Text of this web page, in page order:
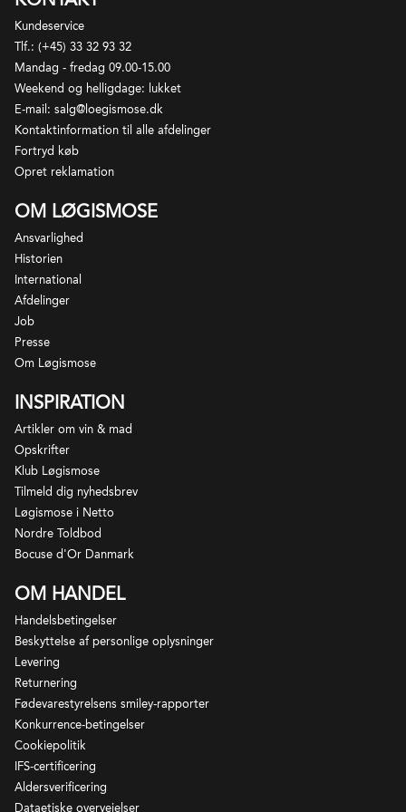
Forvent diskrete naturvinskarakteristika
Certificeret Biodynamisk af L'Association Demeter
France FR-BIO-01-63030
Ikke alting varer evigt, og 2005 var det forbi for
og dækker et areal på ca 8000 ha. Længst mod øst i
dalen tættest på Montagne de Reims er Pinot Noir
dominerende, mens Pinot Meunier dominerer
beplantningerne i resten af dalen. Jordbunden er
generelt præget af Micraster kalk samt mergel, og
Vallée de la Marne rummer to Grand Cru kommuner,
Ay og Tours-sur-Marne (sidstnævnte kun for Pinot
Noir).
Kundeservice
Tlf.: (+45) 33 32 93 32
Mandag - fredag 09.00-15.00
Weekend og helligdage: lukket
E-mail: salg@loegismose.dk
Kontaktinformation til alle afdelinger
Fortryd køb
Opret reklamation
OM LØGISMOSE
Ansvarlighed
Historien
International
Afdelinger
Job
Presse
Om Løgismose
INSPIRATION
Artikler om vin & mad
Opskrifter
Klub Løgismose
Tilmeld dig nyhedsbrev
Løgismose i Netto
Nordre Toldbod
Bocuse d'Or Danmark
OM HANDEL
Handelsbetingelser
Beskyttelse af personlige oplysninger
Levering
Returnering
Fødevarestyrelsens smiley-rapporter
Konkurrence-betingelser
Cookiepolitik
IFS-certificering
Aldersverificering
Dataetiske overvejelser